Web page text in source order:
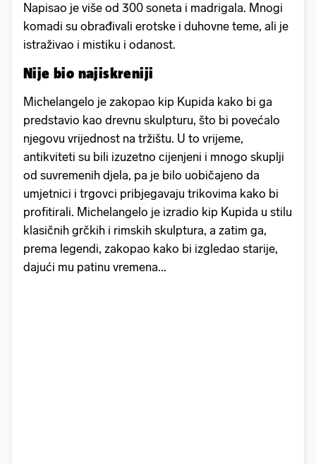
Napisao je više od 300 soneta i madrigala. Mnogi
komadi su obrađivali erotske i duhovne teme, ali je
istraživao i mistiku i odanost.
Nije bio najiskreniji
Michelangelo je zakopao kip Kupida kako bi ga
predstavio kao drevnu skulpturu, što bi povećalo
njegovu vrijednost na tržištu. U to vrijeme,
antikviteti su bili izuzetno cijenjeni i mnogo skuplji
od suvremenih djela, pa je bilo uobičajeno da
umjetnici i trgovci pribjegavaju trikovima kako bi
profitirali. Michelangelo je izradio kip Kupida u stilu
klasičnih grčkih i rimskih skulptura, a zatim ga,
prema legendi, zakopao kako bi izgledao starije,
dajući mu patinu vremena...